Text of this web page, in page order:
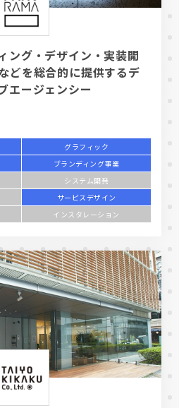
ング・デザイン・実装開
どを総合的に提供するデ
エージェンシー
グラフィック
ブランディング事業
システム開発
サービスデザイン
インスタレーション